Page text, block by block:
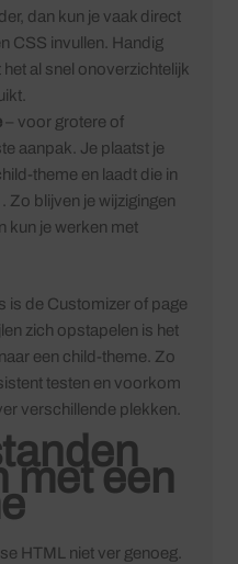
dan kun je vaak direct
CSS invullen. Handig
al snel onoverzichtelijk
– voor grotere of
aanpak. Je plaatst je
theme en laadt die in
. Zo blijven je wijzigingen
kun je werken met
is de Customizer of page
zich opstapelen is het
een child-theme. Zo
testen en voorkom
verschillende plekken.
met een
HTML niet ver genoeg.